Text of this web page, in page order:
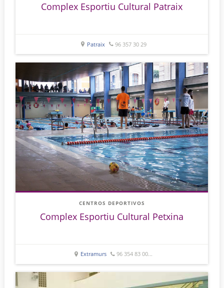
Complex Esportiu Cultural Patraix
Patraix 96 357 30 29
CENTROS DEPORTIVOS
Complex Esportiu Cultural Petxina
Extramurs 96 354 83 00...